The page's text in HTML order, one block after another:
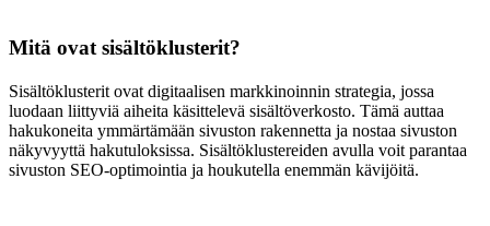
Mitä ovat sisältöklusterit?
Sisältöklusterit ovat digitaalisen markkinoinnin strategia, jossa
luodaan liittyviä aiheita käsittelevä sisältöverkosto. Tämä auttaa
hakukoneita ymmärtämään sivuston rakennetta ja nostaa sivuston
näkyvyyttä hakutuloksissa. Sisältöklustereiden avulla voit parantaa
sivuston SEO-optimointia ja houkutella enemmän kävijöitä.